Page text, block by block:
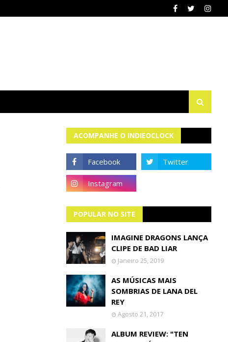
ACOMPANHE O INDIEOCLOCK
POPULAR NO SITE
IMAGINE DRAGONS LANÇA
CLIPE DE BAD LIAR
Janeiro 25, 2019
AS MÚSICAS MAIS
SOMBRIAS DE LANA DEL
REY
Agosto 21, 2017
ALBUM REVIEW: "TEN